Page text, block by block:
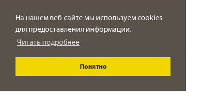
На нашем веб-сайте мы используем cookies
для предоставления информации.
Читать подробнее
Понятно